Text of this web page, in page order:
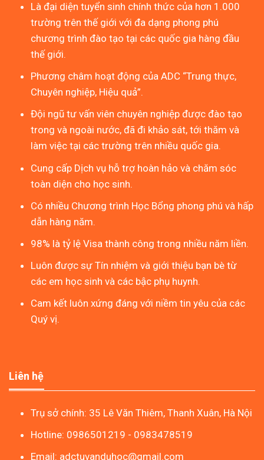
Là đại diện tuyển sinh chính thức của hơn 1.000
trường trên thế giới với đa dạng phong phú
chương trình đào tạo tại các quốc gia hàng đầu
thế giới.
Phương châm hoạt động của ADC “Trung thực,
Chuyên nghiệp, Hiệu quả”.
Đội ngũ tư vấn viên chuyên nghiệp được đào tạo
trong và ngoài nước, đã đi khảo sát, tới thăm và
làm việc tại các trường trên nhiều quốc gia.
Cung cấp Dịch vụ hỗ trợ hoàn hảo và chăm sóc
toàn diện cho học sinh.
Có nhiều Chương trình Học Bổng phong phú và hấp
dẫn hàng năm.
98% là tỷ lệ Visa thành công trong nhiều năm liền.
Luôn được sự Tín nhiệm và giới thiệu bạn bè từ
các em học sinh và các bậc phụ huynh.
Cam kết luôn xứng đáng với niềm tin yêu của các
Quý vị.
Liên hệ
Trụ sở chính: 35 Lê Văn Thiêm, Thanh Xuân, Hà Nội
Hotline: 0986501219 - 0983478519
Email: adctuvanduhoc@gmail.com